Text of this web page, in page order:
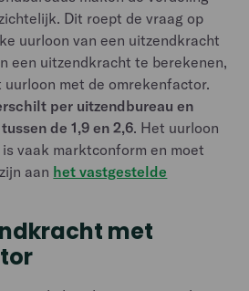
Dit roept de vraag op
uurloon van een uitzendkracht
een uitzendkracht te berekenen,
met de omrekenfactor.
per uitzendbureau en
de 1,9 en 2,6. Het uurloon
vaak marktconform en moet
aan het vastgestelde
met